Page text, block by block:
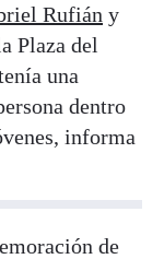
Rufián y
Plaza del
una
dentro
informa
de